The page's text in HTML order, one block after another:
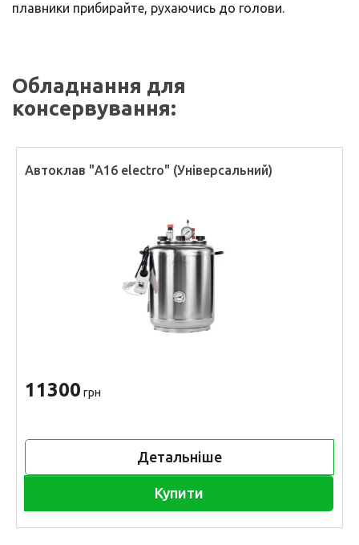
плавники прибирайте, рухаючись до голови.
Обладнання для
консервування:
Автоклав "А16 electro" (Універсальний)
11300 грн
Детальніше
Купити